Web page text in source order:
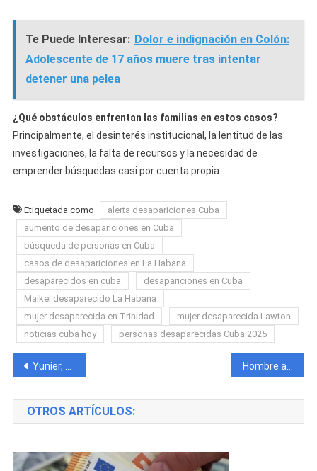
Te Puede Interesar: Dolor e indignación en Colón:
Adolescente de 17 años muere tras intentar
detener una pelea
¿Qué obstáculos enfrentan las familias en estos casos?
Principalmente, el desinterés institucional, la lentitud de las
investigaciones, la falta de recursos y la necesidad de
emprender búsquedas casi por cuenta propia.
Etiquetada como
alerta desapariciones Cuba
aumento de desapariciones en Cuba
búsqueda de personas en Cuba
casos de desapariciones en La Habana
desaparecidos en cuba
desapariciones en Cuba
Maikel desaparecido La Habana
mujer desaparecida en Trinidad
mujer desaparecida Lawton
noticias cuba hoy
personas desaparecidas Cuba 2025
Navegación
de
entradas
Yunier, un popular baterista callejero, es víctima de un brutal asalto a puñaladas en plena Terminal de Ómnibus de Matanzas
OTROS ARTÍCULOS: